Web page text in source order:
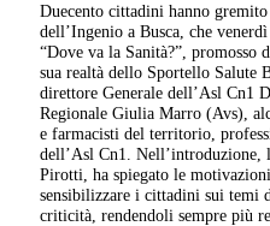
Duecento cittadini hanno
dell’Ingenio a Busca, che
“Dove va la Sanità?”, promosso
sua realtà dello Sportello Salute
direttore Generale dell’Asl Cn1
Regionale Giulia Marro (Avs),
e farmacisti del territorio,
dell’Asl Cn1. Nell’introduzione,
Pirotti, ha spiegato le
sensibilizzare i cittadini sui temi
criticità, rendendoli sempre più